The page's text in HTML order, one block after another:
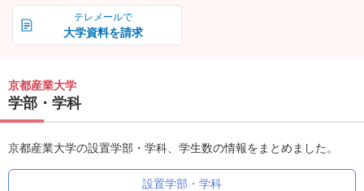
テレメールで
大学資料を請求
京都産業大学
学部・学科
京都産業大学の設置学部・学科、学生数の情報をまとめました。
設置学部・学科